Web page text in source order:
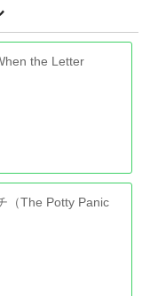
the Letter
（The Potty Panic